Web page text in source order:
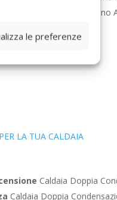
le preferenze
Condensazione Divino
LA TUA CALDAIA
Caldaia Doppia
Caldaia Doppia